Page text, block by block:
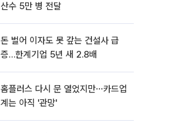
산수 5만 병 전달
돈 벌어 이자도 못 갚는 건설사 급
증…한계기업 5년 새 2.8배
홈플러스 다시 문 열었지만⋯카드업
계는 아직 '관망'